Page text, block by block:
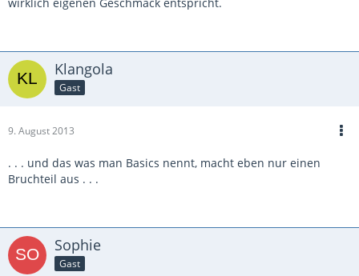
Klangola
Gast
9. August 2013
. . . und das was man Basics nennt, macht eben nur einen
Bruchteil aus . . .
Sophie
Gast